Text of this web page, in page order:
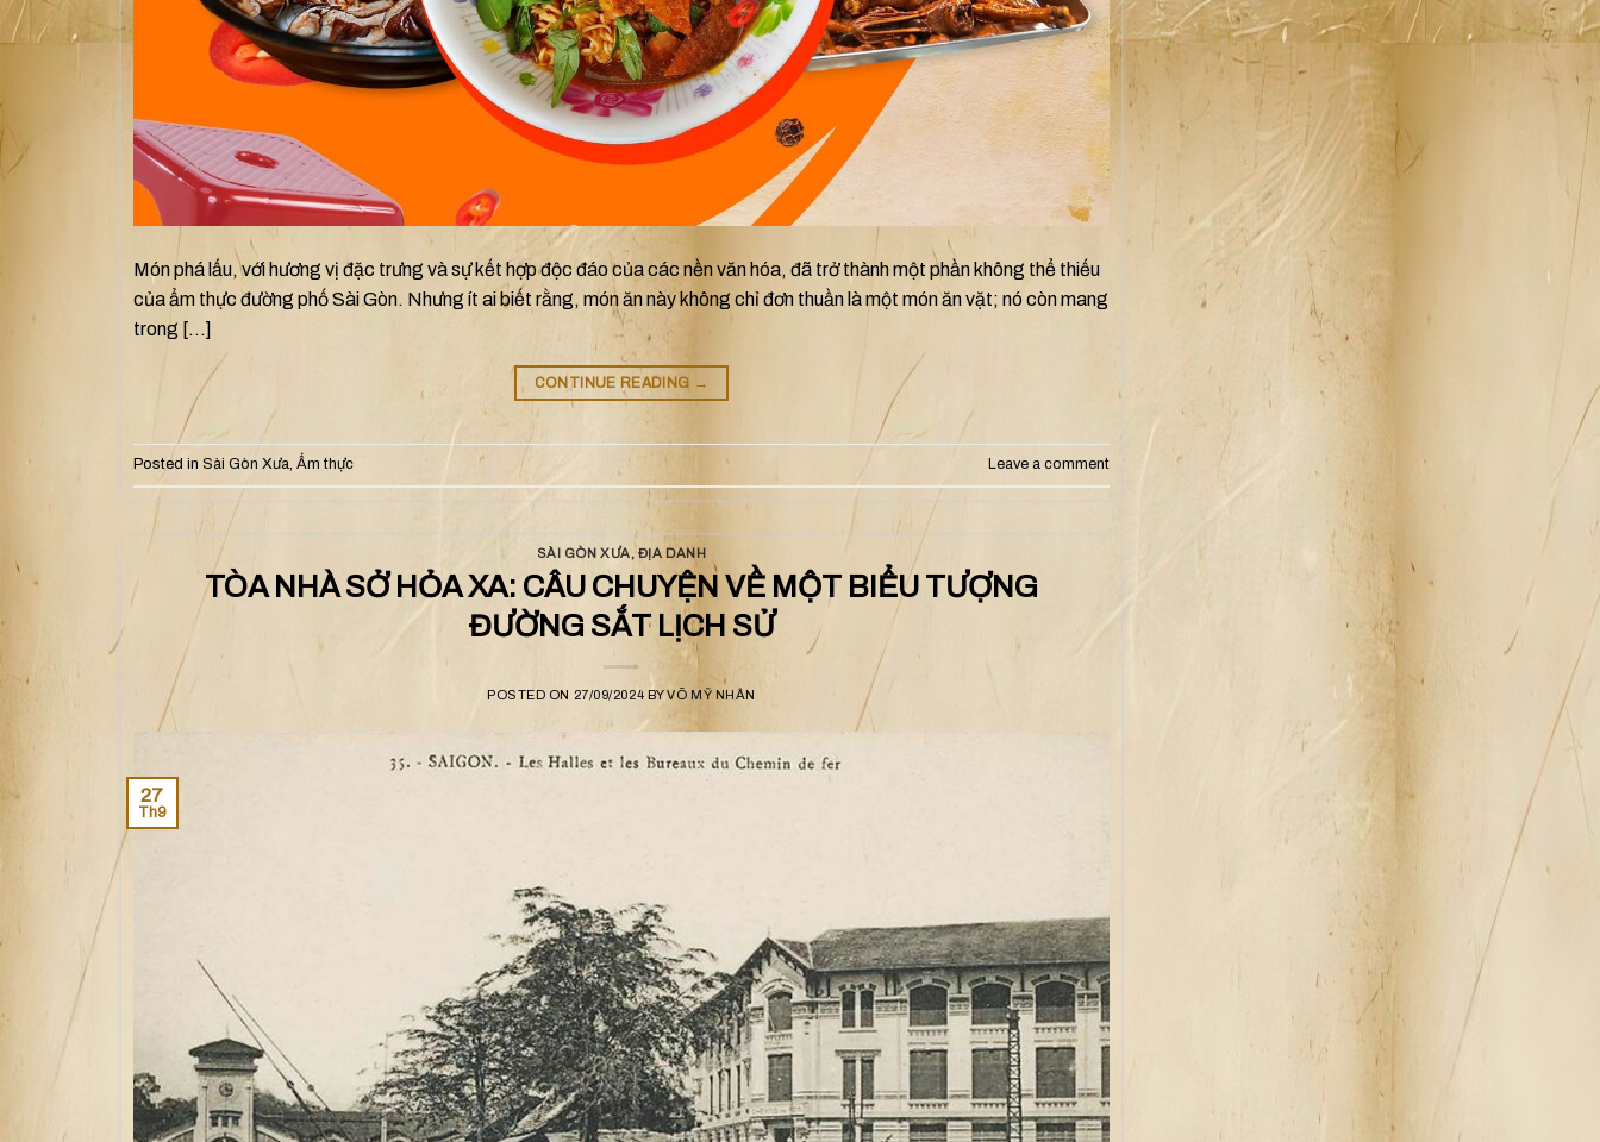
Món phá lấu, với hương vị đặc trưng và sự kết hợp độc đáo của các nền văn hóa, đã trở thành một phần không thể thiếu
của ẩm thực đường phố Sài Gòn. Nhưng ít ai biết rằng, món ăn này không chỉ đơn thuần là một món ăn vặt; nó còn mang
trong […]
CONTINUE READING →
Posted in Sài Gòn Xưa, Ẩm thực Leave a comment
SÀI GÒN XƯA,ĐỊA DANH
TÒA NHÀ SỞ HỎA XA: CÂU CHUYỆN VỀ MỘT BIỂU TƯỢNG
ĐƯỜNG SẮT LỊCH SỬ
POSTED ON 27/09/2024 BYVÕ MỸ NHÂN
27
Th9